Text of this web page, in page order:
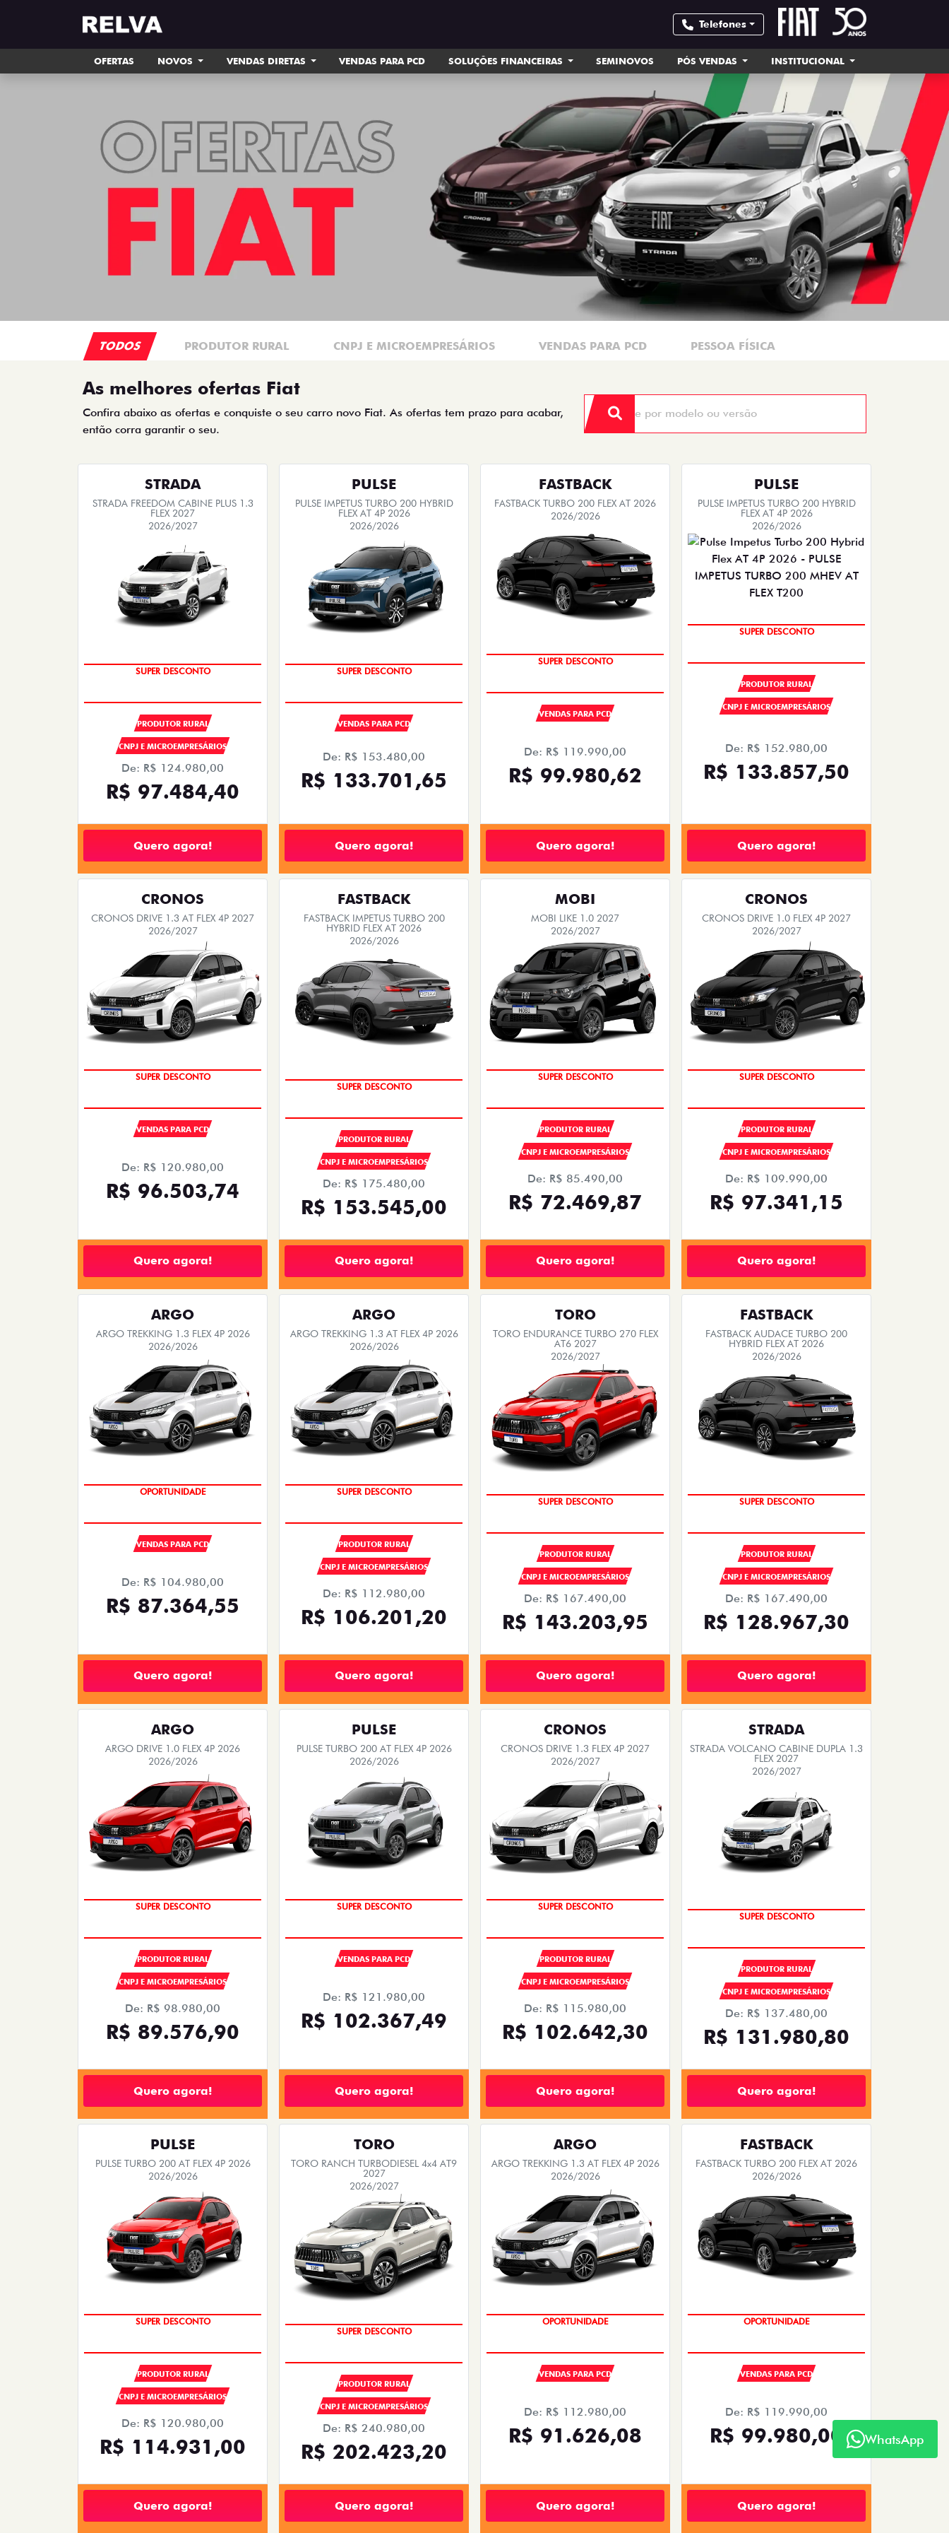
Telefones
OFERTAS NOVOS VENDAS DIRETAS VENDAS PARA PCD SOLUÇÕES FINANCEIRAS SEMINOVOS PÓS VENDAS INSTITUCIONAL
TODOS PRODUTOR RURAL CNPJ E MICROEMPRESÁRIOS VENDAS PARA PCD PESSOA FÍSICA
As melhores ofertas Fiat
Confira abaixo as ofertas e conquiste o seu carro novo Fiat. As ofertas tem prazo para acabar,
então corra garantir o seu.
STRADA
STRADA FREEDOM CABINE PLUS 1.3
FLEX 2027
2026/2027
OPORTUNIDADE
PRODUTOR RURAL
CNPJ E MICROEMPRESÁRIOS
De: R$ 124.980,00
R$ 97.484,40
Quero agora!
PULSE
PULSE IMPETUS TURBO 200 HYBRID
FLEX AT 4P 2026
2026/2026
OPORTUNIDADE
SUPER DESCONTO
VENDAS PARA PCD
De: R$ 153.480,00
R$ 133.701,65
Quero agora!
FASTBACK
FASTBACK TURBO 200 FLEX AT 2026
2026/2026
OPORTUNIDADE
SUPER DESCONTO
VENDAS PARA PCD
De: R$ 119.990,00
R$ 99.980,62
Quero agora!
PULSE
PULSE IMPETUS TURBO 200 HYBRID
FLEX AT 4P 2026
2026/2026
OPORTUNIDADE
PRODUTOR RURAL
CNPJ E MICROEMPRESÁRIOS
De: R$ 152.980,00
R$ 133.857,50
Quero agora!
CRONOS
CRONOS DRIVE 1.3 AT FLEX 4P 2027
2026/2027
OPORTUNIDADE
VENDAS PARA PCD
De: R$ 120.980,00
R$ 96.503,74
Quero agora!
FASTBACK
FASTBACK IMPETUS TURBO 200
HYBRID FLEX AT 2026
2026/2026
OPORTUNIDADE
PRODUTOR RURAL
CNPJ E MICROEMPRESÁRIOS
De: R$ 175.480,00
R$ 153.545,00
Quero agora!
MOBI
MOBI LIKE 1.0 2027
2026/2027
OPORTUNIDADE
PRODUTOR RURAL
CNPJ E MICROEMPRESÁRIOS
De: R$ 85.490,00
R$ 72.469,87
Quero agora!
CRONOS
CRONOS DRIVE 1.0 FLEX 4P 2027
2026/2027
OPORTUNIDADE
PRODUTOR RURAL
CNPJ E MICROEMPRESÁRIOS
De: R$ 109.990,00
R$ 97.341,15
Quero agora!
ARGO
ARGO TREKKING 1.3 FLEX 4P 2026
2026/2026
OPORTUNIDADE
VENDAS PARA PCD
De: R$ 104.980,00
R$ 87.364,55
Quero agora!
ARGO
ARGO TREKKING 1.3 AT FLEX 4P 2026
2026/2026
OPORTUNIDADE
PRODUTOR RURAL
CNPJ E MICROEMPRESÁRIOS
De: R$ 112.980,00
R$ 106.201,20
Quero agora!
TORO
TORO ENDURANCE TURBO 270 FLEX
AT6 2027
2026/2027
OPORTUNIDADE
PRODUTOR RURAL
CNPJ E MICROEMPRESÁRIOS
De: R$ 167.490,00
R$ 143.203,95
Quero agora!
FASTBACK
FASTBACK AUDACE TURBO 200
HYBRID FLEX AT 2026
2026/2026
OPORTUNIDADE
PRODUTOR RURAL
CNPJ E MICROEMPRESÁRIOS
De: R$ 167.490,00
R$ 128.967,30
Quero agora!
ARGO
ARGO DRIVE 1.0 FLEX 4P 2026
2026/2026
OPORTUNIDADE
SUPER DESCONTO
PRODUTOR RURAL
CNPJ E MICROEMPRESÁRIOS
De: R$ 98.980,00
R$ 89.576,90
Quero agora!
PULSE
PULSE TURBO 200 AT FLEX 4P 2026
2026/2026
OPORTUNIDADE
VENDAS PARA PCD
De: R$ 121.980,00
R$ 102.367,49
Quero agora!
CRONOS
CRONOS DRIVE 1.3 FLEX 4P 2027
2026/2027
OPORTUNIDADE
PRODUTOR RURAL
CNPJ E MICROEMPRESÁRIOS
De: R$ 115.980,00
R$ 102.642,30
Quero agora!
STRADA
STRADA VOLCANO CABINE DUPLA 1.3
FLEX 2027
2026/2027
OPORTUNIDADE
PRODUTOR RURAL
CNPJ E MICROEMPRESÁRIOS
De: R$ 137.480,00
R$ 131.980,80
Quero agora!
PULSE
PULSE TURBO 200 AT FLEX 4P 2026
2026/2026
OPORTUNIDADE
PRODUTOR RURAL
CNPJ E MICROEMPRESÁRIOS
De: R$ 120.980,00
R$ 114.931,00
Quero agora!
TORO
TORO RANCH TURBODIESEL 4x4 AT9
2027
2026/2027
OPORTUNIDADE
PRODUTOR RURAL
CNPJ E MICROEMPRESÁRIOS
De: R$ 240.980,00
R$ 202.423,20
Quero agora!
ARGO
ARGO TREKKING 1.3 AT FLEX 4P 2026
2026/2026
OPORTUNIDADE
VENDAS PARA PCD
De: R$ 112.980,00
R$ 91.626,08
Quero agora!
FASTBACK
FASTBACK TURBO 200 FLEX AT 2026
2026/2026
OPORTUNIDADE
VENDAS PARA PCD
De: R$ 119.990,00
R$ 99.980,00
Quero agora!
WhatsApp